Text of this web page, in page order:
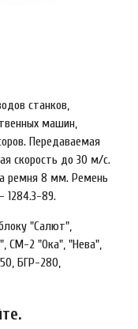
станков,
машин,
Передаваемая
скорость до 30 м/с.
ремня 8 мм. Ремень
1284.3-89.
"Салют",
СМ-2 "Ока", "Нева",
БГР-280,